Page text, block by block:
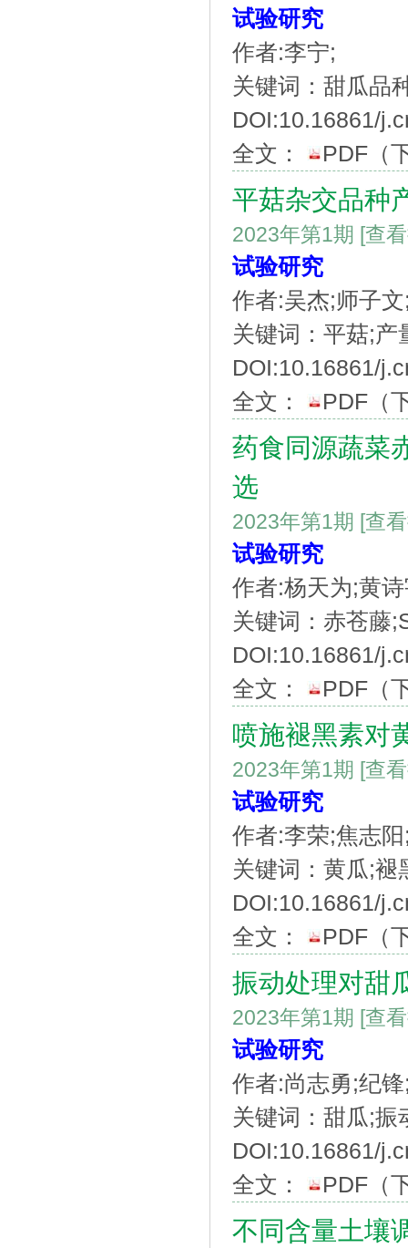
试验研究
作者:李宁;
关键词：甜瓜品
DOI:10.16861/
全文：
PDF （
平菇杂交品种
2023年第1期 [查
试验研究
作者:吴杰;师子
关键词：平菇;产
DOI:10.16861/
全文：
PDF （
药食同源蔬菜
选
2023年第1期 [查
试验研究
作者:杨天为;黄
关键词：赤苍藤
DOI:10.16861/
全文：
PDF （
喷施褪黑素对
2023年第1期 [查
试验研究
作者:李荣;焦志
关键词：黄瓜;褪
DOI:10.16861/
全文：
PDF （
振动处理对甜
2023年第1期 [查
试验研究
作者:尚志勇;纪
关键词：甜瓜;振
DOI:10.16861/
全文：
PDF （
不同含量土壤